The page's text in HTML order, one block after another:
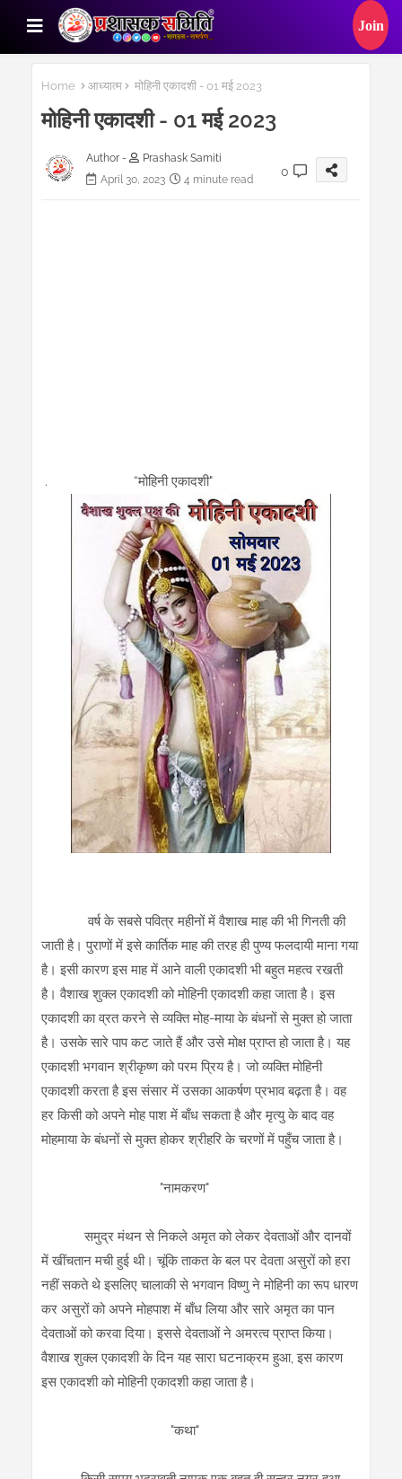
Home आध्यात्म मोहिनी एकादशी - 01 मई 2023
मोहिनी एकादशी - 01 मई 2023
Author -
Prashask Samiti
April 30, 2023
4 minute read
0
. “मोहिनी एकादशी"
वर्ष के सबसे पवित्र महीनों में वैशाख माह की भी गिनती की
जाती है। पुराणों में इसे कार्तिक माह की तरह ही पुण्य फलदायी माना गया
है। इसी कारण इस माह में आने वाली एकादशी भी बहुत महत्व रखती
है। वैशाख शुक्ल एकादशी को मोहिनी एकादशी कहा जाता है। इस
एकादशी का व्रत करने से व्यक्ति मोह-माया के बंधनों से मुक्त हो जाता
है। उसके सारे पाप कट जाते हैं और उसे मोक्ष प्राप्त हो जाता है। यह
एकादशी भगवान श्रीकृष्ण को परम प्रिय है। जो व्यक्ति मोहिनी
एकादशी करता है इस संसार में उसका आकर्षण प्रभाव बढ़ता है। वह
हर किसी को अपने मोह पाश में बाँध सकता है और मृत्यु के बाद वह
मोहमाया के बंधनों से मुक्त होकर श्रीहरि के चरणों में पहुँच जाता है।
"नामकरण"
समुद्र मंथन से निकले अमृत को लेकर देवताओं और दानवों
में खींचतान मची हुई थी। चूंकि ताकत के बल पर देवता असुरों को हरा
नहीं सकते थे इसलिए चालाकी से भगवान विष्णु ने मोहिनी का रूप धारण
कर असुरों को अपने मोहपाश में बाँध लिया और सारे अमृत का पान
देवताओं को करवा दिया। इससे देवताओं ने अमरत्व प्राप्त किया।
वैशाख शुक्ल एकादशी के दिन यह सारा घटनाक्रम हुआ, इस कारण
इस एकादशी को मोहिनी एकादशी कहा जाता है।
"कथा"